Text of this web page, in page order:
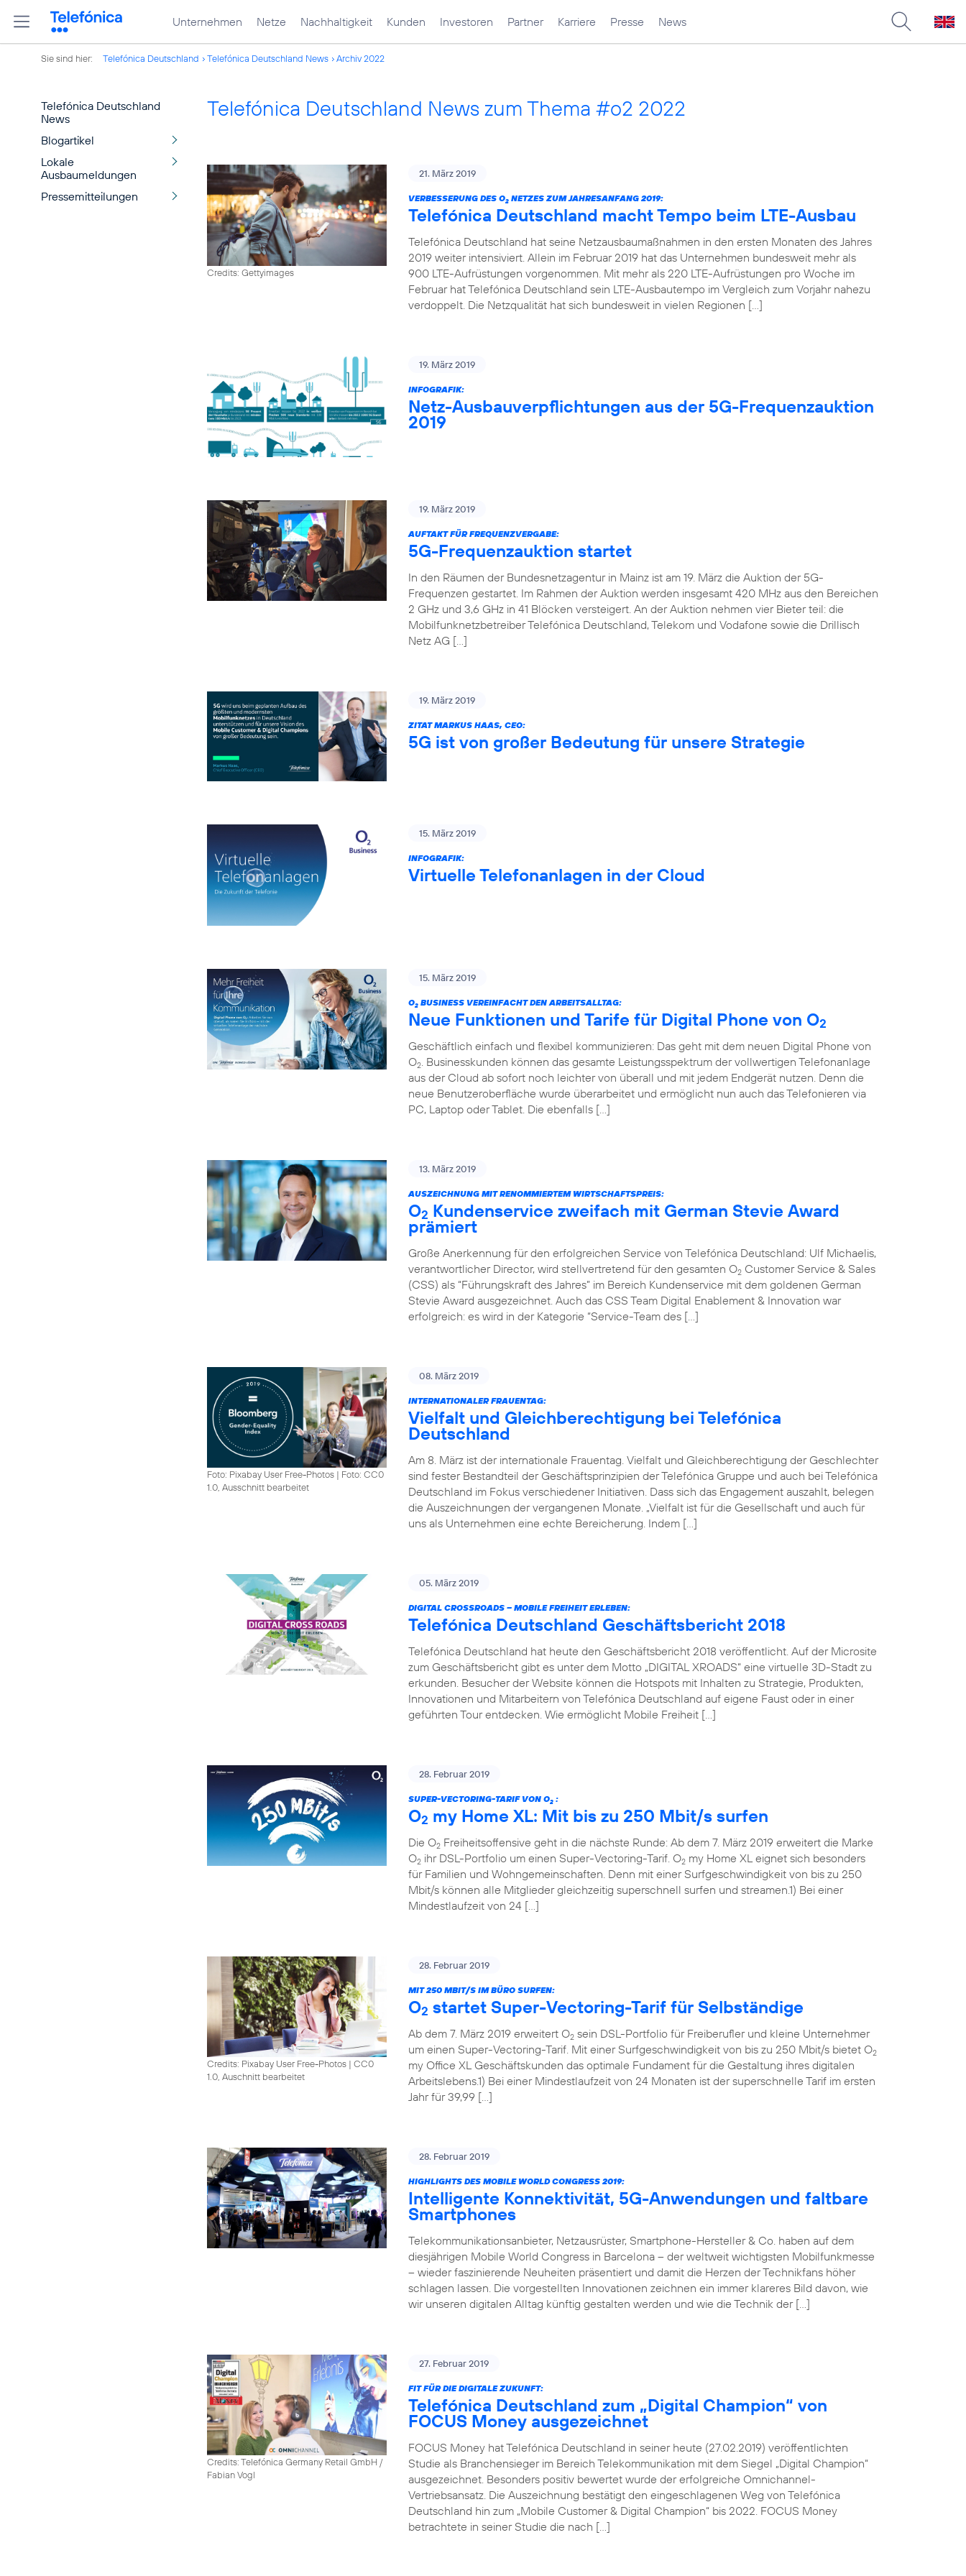
Unternehmen Netze Nachhaltigkeit Kunden Investoren Partner Karriere Presse News
Sie sind hier: Telefónica Deutschland Telefónica Deutschland News Archiv 2022
Telefónica Deutschland
News
Blogartikel
Lokale
Ausbaumeldungen
Pressemitteilungen
Telefónica Deutschland News zum Thema #o2 2022
Credits: Gettyimages
21. März 2019
VERBESSERUNG DES O2 NETZES ZUM JAHRESANFANG 2019:
Telefónica Deutschland macht Tempo beim LTE-Ausbau
Telefónica Deutschland hat seine Netzausbaumaßnahmen in den ersten Monaten des Jahres
2019 weiter intensiviert. Allein im Februar 2019 hat das Unternehmen bundesweit mehr als
900 LTE-Aufrüstungen vorgenommen. Mit mehr als 220 LTE-Aufrüstungen pro Woche im
Februar hat Telefónica Deutschland sein LTE-Ausbautempo im Vergleich zum Vorjahr nahezu
verdoppelt. Die Netzqualität hat sich bundesweit in vielen Regionen […]
19. März 2019
INFOGRAFIK:
Netz-Ausbauverpflichtungen aus der 5G-Frequenzauktion
2019
19. März 2019
AUFTAKT FÜR FREQUENZVERGABE:
5G-Frequenzauktion startet
In den Räumen der Bundesnetzagentur in Mainz ist am 19. März die Auktion der 5G-
Frequenzen gestartet. Im Rahmen der Auktion werden insgesamt 420 MHz aus den Bereichen
2 GHz und 3,6 GHz in 41 Blöcken versteigert. An der Auktion nehmen vier Bieter teil: die
Mobilfunknetzbetreiber Telefónica Deutschland, Telekom und Vodafone sowie die Drillisch
Netz AG […]
19. März 2019
ZITAT MARKUS HAAS, CEO:
5G ist von großer Bedeutung für unsere Strategie
15. März 2019
INFOGRAFIK:
Virtuelle Telefonanlagen in der Cloud
15. März 2019
O2 BUSINESS VEREINFACHT DEN ARBEITSALLTAG:
Neue Funktionen und Tarife für Digital Phone von O2
Geschäftlich einfach und flexibel kommunizieren: Das geht mit dem neuen Digital Phone von
O2 . Businesskunden können das gesamte Leistungsspektrum der vollwertigen Telefonanlage
aus der Cloud ab sofort noch leichter von überall und mit jedem Endgerät nutzen. Denn die
neue Benutzeroberfläche wurde überarbeitet und ermöglicht nun auch das Telefonieren via
PC, Laptop oder Tablet. Die ebenfalls […]
13. März 2019
AUSZEICHNUNG MIT RENOMMIERTEM WIRTSCHAFTSPREIS:
O2 Kundenservice zweifach mit German Stevie Award
prämiert
Große Anerkennung für den erfolgreichen Service von Telefónica Deutschland: Ulf Michaelis,
verantwortlicher Director, wird stellvertretend für den gesamten O2 Customer Service & Sales
(CSS) als “Führungskraft des Jahres” im Bereich Kundenservice mit dem goldenen German
Stevie Award ausgezeichnet. Auch das CSS Team Digital Enablement & Innovation war
erfolgreich: es wird in der Kategorie “Service-Team des […]
Foto: Pixabay User Free-Photos | Foto: CC0
1.0, Ausschnitt bearbeitet
08. März 2019
INTERNATIONALER FRAUENTAG:
Vielfalt und Gleichberechtigung bei Telefónica
Deutschland
Am 8. März ist der internationale Frauentag. Vielfalt und Gleichberechtigung der Geschlechter
sind fester Bestandteil der Geschäftsprinzipien der Telefónica Gruppe und auch bei Telefónica
Deutschland im Fokus verschiedener Initiativen. Dass sich das Engagement auszahlt, belegen
die Auszeichnungen der vergangenen Monate. „Vielfalt ist für die Gesellschaft und auch für
uns als Unternehmen eine echte Bereicherung. Indem […]
05. März 2019
DIGITAL CROSSROADS – MOBILE FREIHEIT ERLEBEN:
Telefónica Deutschland Geschäftsbericht 2018
Telefónica Deutschland hat heute den Geschäftsbericht 2018 veröffentlicht. Auf der Microsite
zum Geschäftsbericht gibt es unter dem Motto „DIGITAL XROADS“ eine virtuelle 3D-Stadt zu
erkunden. Besucher der Website können die Hotspots mit Inhalten zu Strategie, Produkten,
Innovationen und Mitarbeitern von Telefónica Deutschland auf eigene Faust oder in einer
geführten Tour entdecken. Wie ermöglicht Mobile Freiheit […]
28. Februar 2019
SUPER-VECTORING-TARIF VON O2 :
O2 my Home XL: Mit bis zu 250 Mbit/s surfen
Die O2 Freiheitsoffensive geht in die nächste Runde: Ab dem 7. März 2019 erweitert die Marke
O2 ihr DSL-Portfolio um einen Super-Vectoring-Tarif. O2 my Home XL eignet sich besonders
für Familien und Wohngemeinschaften. Denn mit einer Surfgeschwindigkeit von bis zu 250
Mbit/s können alle Mitglieder gleichzeitig superschnell surfen und streamen.1) Bei einer
Mindestlaufzeit von 24 […]
Credits: Pixabay User Free-Photos | CC0
1.0, Auschnitt bearbeitet
28. Februar 2019
MIT 250 MBIT/S IM BÜRO SURFEN:
O2 startet Super-Vectoring-Tarif für Selbständige
Ab dem 7. März 2019 erweitert O2 sein DSL-Portfolio für Freiberufler und kleine Unternehmer
um einen Super-Vectoring-Tarif. Mit einer Surfgeschwindigkeit von bis zu 250 Mbit/s bietet O2
my Office XL Geschäftskunden das optimale Fundament für die Gestaltung ihres digitalen
Arbeitslebens.1) Bei einer Mindestlaufzeit von 24 Monaten ist der superschnelle Tarif im ersten
Jahr für 39,99 […]
28. Februar 2019
HIGHLIGHTS DES MOBILE WORLD CONGRESS 2019:
Intelligente Konnektivität, 5G-Anwendungen und faltbare
Smartphones
Telekommunikationsanbieter, Netzausrüster, Smartphone-Hersteller & Co. haben auf dem
diesjährigen Mobile World Congress in Barcelona – der weltweit wichtigsten Mobilfunkmesse
– wieder faszinierende Neuheiten präsentiert und damit die Herzen der Technikfans höher
schlagen lassen. Die vorgestellten Innovationen zeichnen ein immer klareres Bild davon, wie
wir unseren digitalen Alltag künftig gestalten werden und wie die Technik der […]
Credits: Telefónica Germany Retail GmbH /
Fabian Vogl
27. Februar 2019
FIT FÜR DIE DIGITALE ZUKUNFT:
Telefónica Deutschland zum „Digital Champion“ von
FOCUS Money ausgezeichnet
FOCUS Money hat Telefónica Deutschland in seiner heute (27.02.2019) veröffentlichten
Studie als Branchensieger im Bereich Telekommunikation mit dem Siegel „Digital Champion“
ausgezeichnet. Besonders positiv bewertet wurde der erfolgreiche Omnichannel-
Vertriebsansatz. Die Auszeichnung bestätigt den eingeschlagenen Weg von Telefónica
Deutschland hin zum „Mobile Customer & Digital Champion“ bis 2022. FOCUS Money
betrachtete in seiner Studie die nach […]